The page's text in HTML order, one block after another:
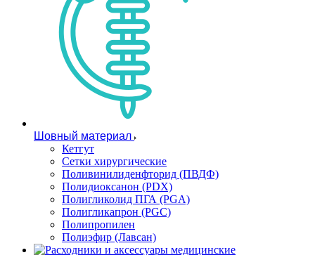
Шовный материал
Кетгут
Сетки хирургические
Поливинилиденфторид (ПВДФ)
Полидиоксанон (PDX)
Полигликолид ПГА (PGA)
Полигликапрон (PGC)
Полипропилен
Полиэфир (Лавсан)